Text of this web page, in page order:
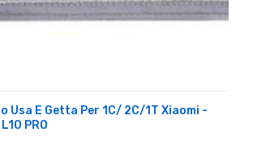
Usa E Getta Per 1C/ 2C/1T Xiaomi -
PRO